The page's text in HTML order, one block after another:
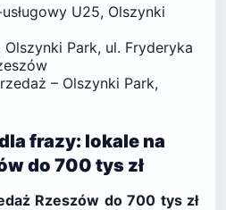
U25, Olszynki
Park, ul. Fryderyka
– Olszynki Park,
frazy: lokale na
do 700 tys zł
Rzeszów do 700 tys zł